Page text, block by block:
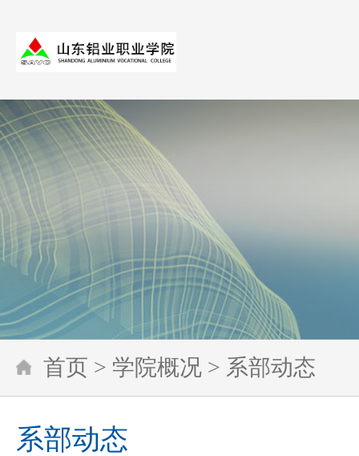
首页 > 学院概况 > 系部动态
系部动态